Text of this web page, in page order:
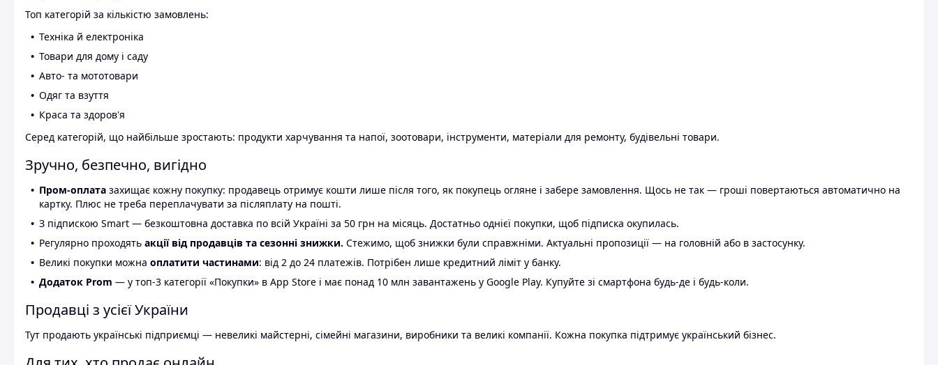
Топ категорій за кількістю замовлень:
Техніка й електроніка
Товари для дому і саду
Авто- та мототовари
Одяг та взуття
Краса та здоров'я
Серед категорій, що найбільше зростають: продукти харчування та напої, зоотовари, інструменти, матеріали для ремонту, будівельні товари.
Зручно, безпечно, вигідно
Пром-оплата захищає кожну покупку: продавець отримує кошти лише після того, як покупець огляне і забере замовлення. Щось не так — гроші повертаються автоматично на
картку. Плюс не треба переплачувати за післяплату на пошті.
З підпискою Smart — безкоштовна доставка по всій Україні за 50 грн на місяць. Достатньо однієї покупки, щоб підписка окупилась.
Регулярно проходять акції від продавців та сезонні знижки. Стежимо, щоб знижки були справжніми. Актуальні пропозиції — на головній або в застосунку.
Великі покупки можна оплатити частинами: від 2 до 24 платежів. Потрібен лише кредитний ліміт у банку.
Додаток Prom — у топ-3 категорії «Покупки» в App Store і має понад 10 млн завантажень у Google Play. Купуйте зі смартфона будь-де і будь-коли.
Продавці з усієї України
Тут продають українські підприємці — невеликі майстерні, сімейні магазини, виробники та великі компанії. Кожна покупка підтримує український бізнес.